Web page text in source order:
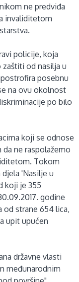
ne predviđa
invaliditetom
policije, koja
zaštiti od nasilja u
posebnu
na ovu okolnost
po bilo
koji se odnose
ne raspolažemo
Tokom
'Nasilje u
koji je 355
godine
od strane 654 lica,
upit upućen
državne vlasti
međunarodnim